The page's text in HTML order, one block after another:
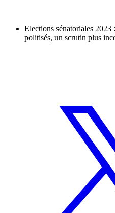
Elections sénatoriales 2023
politisés, un scrutin plus